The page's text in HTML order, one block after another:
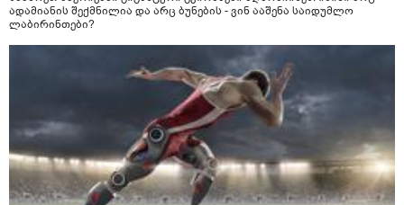
ადამიანის შექმნილია და არც ბუნების - ვინ ააშენა საიდუმლო
ლაბირინთები?